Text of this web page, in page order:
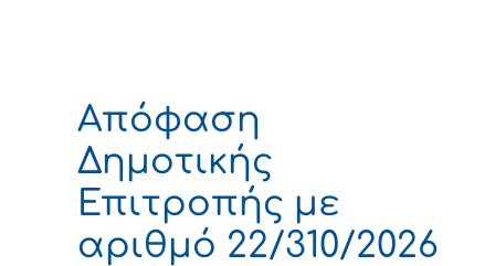
Απόφαση
Δημοτικής
Επιτροπής με
αριθμό 22/310/2026